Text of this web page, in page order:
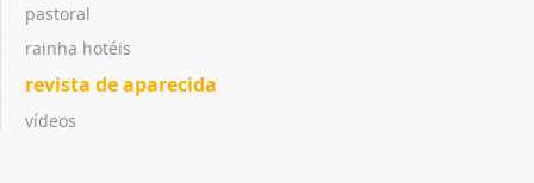
pastoral
rainha hotéis
revista de aparecida
vídeos